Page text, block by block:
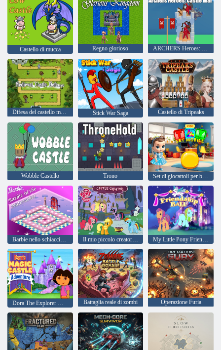
Castello di mucca Regno glorioso ARCHERS Heroes: Castle War
Difesa del castello medievale Stick War Saga Castello di Tripeaks
Wobble Castello Trono Set di giocattoli per bambini Mobile
Barbie nello schiaccianoci Il mio piccolo creatore di Pony Castle My Little Pony Friendship Ball
Battaglia reale di zombi Operazione Furia